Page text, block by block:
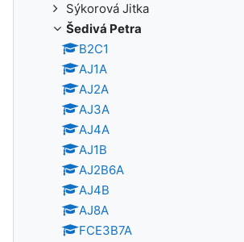
Sýkorová Jitka
Šedivá Petra
B2C1
AJ1A
AJ2A
AJ3A
AJ4A
AJ1B
AJ2B6A
AJ4B
AJ8A
FCE3B7A